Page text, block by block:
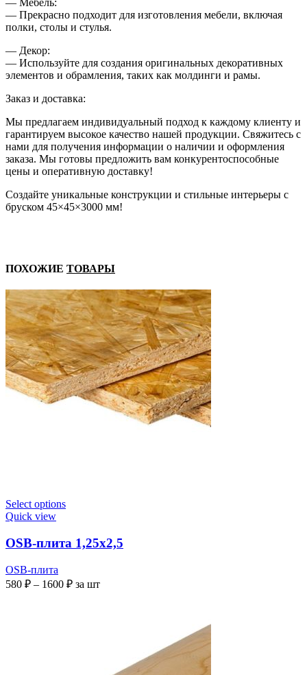
— Прекрасно подходит для изготовления мебели, включая
полки, столы и стулья.
— Декор:
— Используйте для создания оригинальных декоративных
элементов и обрамления, таких как молдинги и рамы.
Заказ и доставка:
Мы предлагаем индивидуальный подход к каждому клиенту и
гарантируем высокое качество нашей продукции. Свяжитесь с
нами для получения информации о наличии и оформления
заказа. Мы готовы предложить вам конкурентоспособные
цены и оперативную доставку!
Создайте уникальные конструкции и стильные интерьеры с
бруском 45×45×3000 мм!
ПОХОЖИЕ ТОВАРЫ
Select options
Quick view
OSB-плита 1,25х2,5
OSB-плита
580 ₽ – 1600 ₽ за шт